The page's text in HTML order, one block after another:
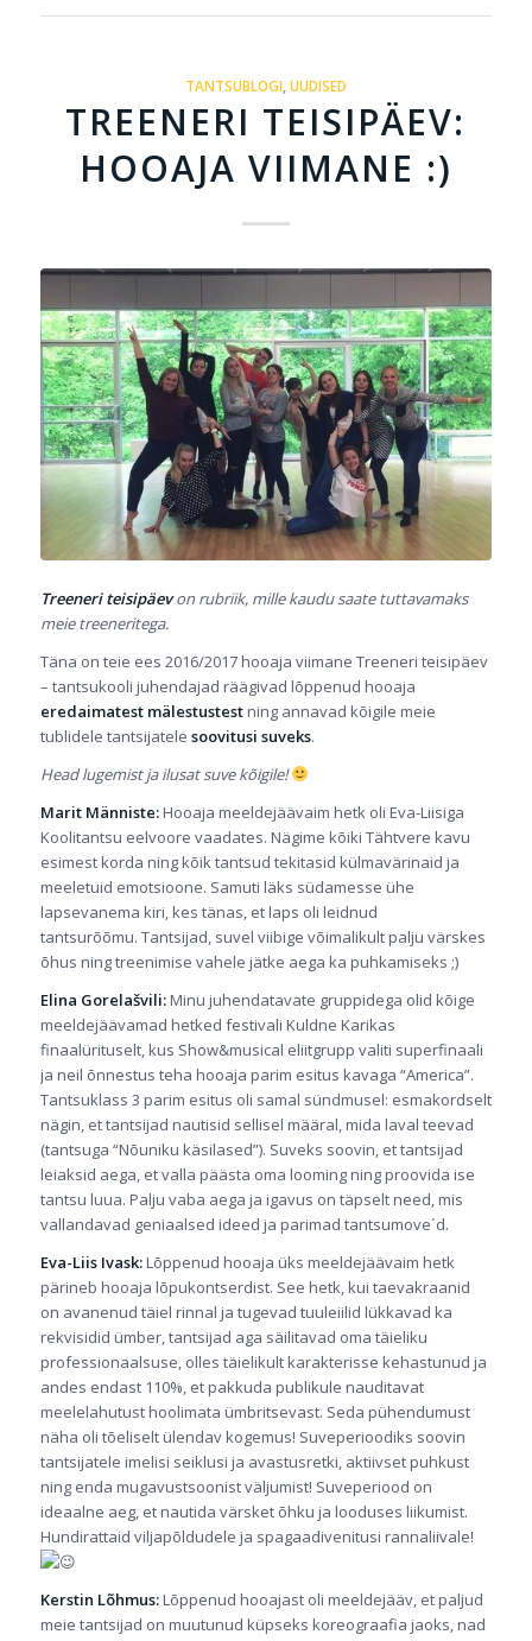
TANTSUBLOGI UUDISED
TREENERI TEISIPÄEV:
HOOAJA VIIMANE :)
Treeneri teisipäevon rubriik, mille kaudu saate tuttavamaks
meie treeneritega.
Täna on teie ees 2016/2017 hooaja viimane Treeneri teisipäev
– tantsukooli juhendajad räägivad lõppenud hooaja
eredaimatest mälestustestning annavad kõigile meie
tublidele tantsijatele soovitusi suveks.
Head lugemist ja ilusat suve kõigile!
Marit Männiste:Hooaja meeldejäävaim hetk oli Eva-Liisiga
Koolitantsu eelvoore vaadates. Nägime kõiki Tähtvere kavu
esimest korda ning kõik tantsud tekitasid külmavärinaid ja
meeletuid emotsioone. Samuti läks südamesse ühe
lapsevanema kiri, kes tänas, et laps oli leidnud
tantsurõõmu. Tantsijad, suvel viibige võimalikult palju värskes
õhus ning treenimise vahele jätke aega ka puhkamiseks ;)
Elina Gorelašvili:Minu juhendatavate gruppidega olid kõige
meeldejäävamad hetked festivali Kuldne Karikas
finaalürituselt, kus Show&musical eliitgrupp valiti superfinaali
ja neil õnnestus teha hooaja parim esitus kavaga “America”.
Tantsuklass 3 parim esitus oli samal sündmusel: esmakordselt
nägin, et tantsijad nautisid sellisel määral, mida laval teevad
(tantsuga “Nõuniku käsilased”). Suveks soovin, et tantsijad
leiaksid aega, et valla päästa oma looming ning proovida ise
tantsu luua. Palju vaba aega ja igavus on täpselt need, mis
vallandavad geniaalsed ideed ja parimad tantsumove´d.
Eva-Liis Ivask:Lõppenud hooaja üks meeldejäävaim hetk
pärineb hooaja lõpukontserdist. See hetk, kui taevakraanid
on avanenud täiel rinnal ja tugevad tuuleiilid lükkavad ka
rekvisidid ümber, tantsijad aga säilitavad oma täieliku
professionaalsuse, olles täielikult karakterisse kehastunud ja
andes endast 110%, et pakkuda publikule nauditavat
meelelahutust hoolimata ümbritsevast. Seda pühendumust
näha oli tõeliselt ülendav kogemus! Suveperioodiks soovin
tantsijatele imelisi seiklusi ja avastusretki, aktiivset puhkust
ning enda mugavustsoonist väljumist! Suveperiood on
ideaalne aeg, et nautida värsket õhku ja looduses liikumist.
Hundirattaid viljapõldudele ja spagaadivenitusi rannaliivale!
Kerstin Lõhmus:Lõppenud hooajast oli meeldejääv, et paljud
meie tantsijad on muutunud küpseks koreograafia jaoks, nad